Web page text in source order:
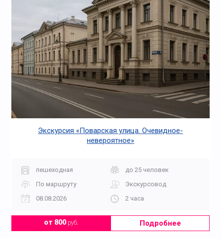
Экскурсия «Поварская улица. Очевидное-
невероятное»
пешеходная
до 25 человек
По маршруту
Экскурсовод
08.08.2026
2 часа
от 800руб. Подробнее